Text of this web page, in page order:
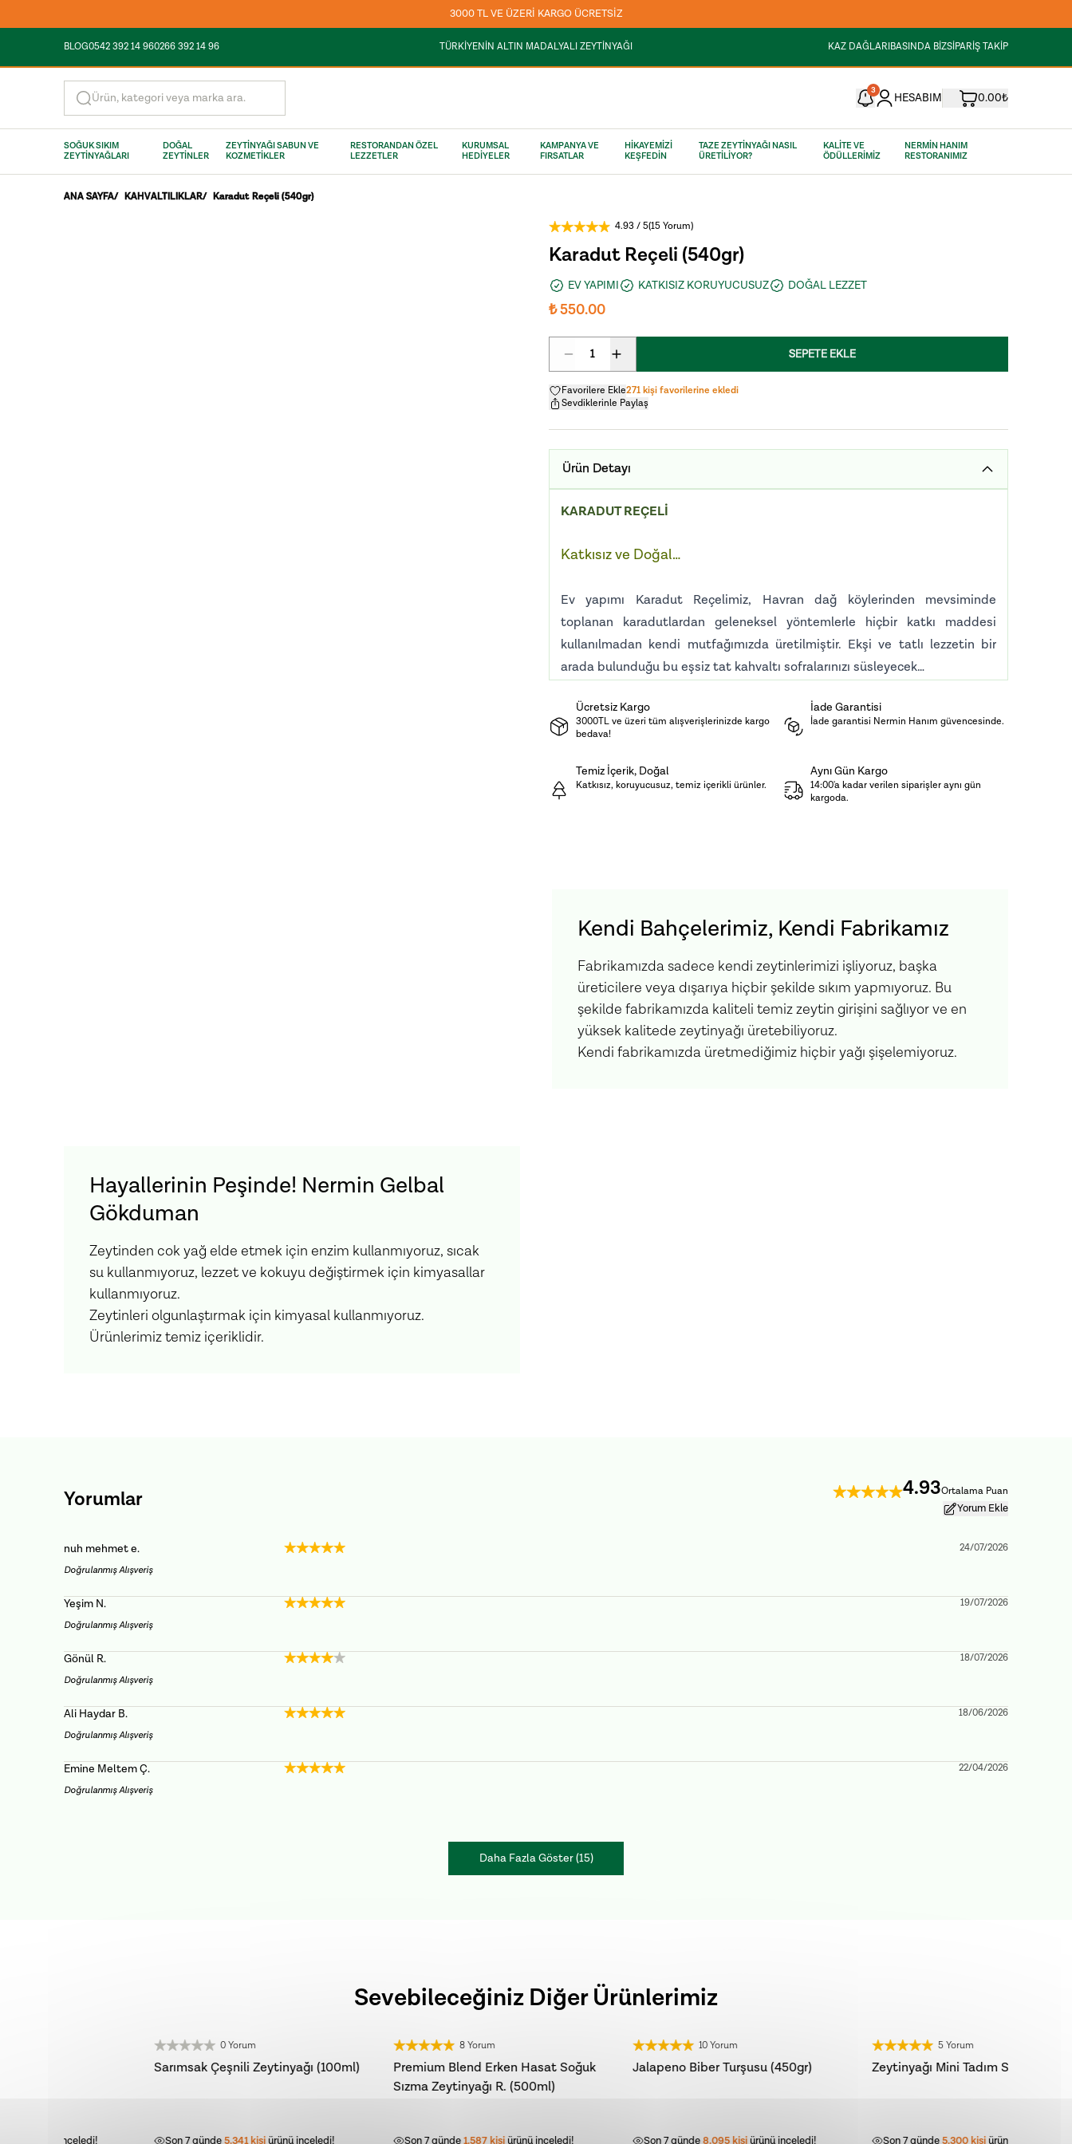
ZEYTİNLİĞİMİZİN BEREKETLİ FIRSATLARINIHEMEN KEŞFEDİN
BLOG0542 392 14 960266 392 14 96 TÜRKİYENİN ALTIN MADALYALI ZEYTİNYAĞI KAZ DAĞLARIBASINDA BİZSİPARİŞ TAKİP
Ürün, kategori veya marka ara.
3
HESABIM 0.00₺
SOĞUK SIKIM
ZEYTİNYAĞLARI
DOĞAL
ZEYTİNLER
ZEYTİNYAĞI SABUN VE
KOZMETİKLER
RESTORANDAN ÖZEL
LEZZETLER
KURUMSAL
HEDİYELER
KAMPANYA VE
FIRSATLAR
HİKAYEMİZİ
KEŞFEDİN
TAZE ZEYTİNYAĞI NASIL
ÜRETİLİYOR?
KALİTE VE
ÖDÜLLERİMİZ
NERMİN HANIM
RESTORANIMIZ
ANA SAYFA/ KAHVALTILIKLAR/ Karadut Reçeli (540gr)
4.93 / 5(15 Yorum)
Karadut Reçeli (540gr)
EV YAPIMI KATKISIZ KORUYUCUSUZ DOĞAL LEZZET
₺ 550.00
1 SEPETE EKLE
Favorilere Ekle271 kişi favorilerine ekledi
Sevdiklerinle Paylaş
Ürün Detayı
KARADUT REÇELİ
Katkısız ve Doğal…
Ev yapımı Karadut Reçelimiz, Havran dağ köylerinden mevsiminde
toplanan karadutlardan geleneksel yöntemlerle hiçbir katkı maddesi
kullanılmadan kendi mutfağımızda üretilmiştir. Ekşi ve tatlı lezzetin bir
arada bulunduğu bu eşsiz tat kahvaltı sofralarınızı süsleyecek…
Muhafaza Koşulları:
Karanlık, serin ve nemsiz ortamda saklamanızı tavsiye
ederiz. Açıldıktan sonra soğukta muhafaza edilmelidir.
Ürün İçeriği:Karadut, Şeker, Limon Suyu
Ücretsiz Kargo
3000TL ve üzeri tüm alışverişlerinizde kargo
bedava!
İade Garantisi
İade garantisi Nermin Hanım güvencesinde.
Temiz İçerik, Doğal
Katkısız, koruyucusuz, temiz içerikli ürünler.
Aynı Gün Kargo
14:00'a kadar verilen siparişler aynı gün
kargoda.
Kendi Bahçelerimiz, Kendi Fabrikamız
Fabrikamızda sadece kendi zeytinlerimizi işliyoruz, başka
üreticilere veya dışarıya hiçbir şekilde sıkım yapmıyoruz. Bu
şekilde fabrikamızda kaliteli temiz zeytin girişini sağlıyor ve en
yüksek kalitede zeytinyağı üretebiliyoruz.
Kendi fabrikamızda üretmediğimiz hiçbir yağı şişelemiyoruz.
Hayallerinin Peşinde! Nermin Gelbal
Gökduman
Zeytinden cok yağ elde etmek için enzim kullanmıyoruz, sıcak
su kullanmıyoruz, lezzet ve kokuyu değiştirmek için kimyasallar
kullanmıyoruz.
Zeytinleri olgunlaştırmak için kimyasal kullanmıyoruz.
Ürünlerimiz temiz içeriklidir.
Yorumlar 4.93Ortalama Puan
Yorum Ekle
nuh mehmete.
Doğrulanmış Alışveriş
24/07/2026
Yeşim N.
Doğrulanmış Alışveriş
19/07/2026
Gönül R.
Doğrulanmış Alışveriş
18/07/2026
Ali Haydar B.
Doğrulanmış Alışveriş
18/06/2026
Emine MeltemÇ.
Doğrulanmış Alışveriş
22/04/2026
Daha Fazla Göster(15)
Sevebileceğiniz Diğer Ürünlerimiz
0 Yorum
Sarımsak Çeşnili Zeytinyağı (100ml)
8 Yorum
Premium Blend Erken Hasat Soğuk
Sızma Zeytinyağı R. (500ml)
10 Yorum
Jalapeno Biber Turşusu (450gr)
5 Yorum
Zeytinyağı Mini Tadım Seti (6x20ml)